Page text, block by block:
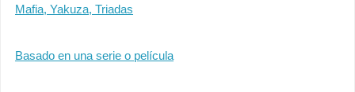
Mafia, Yakuza, Triadas
Basado en una serie o película